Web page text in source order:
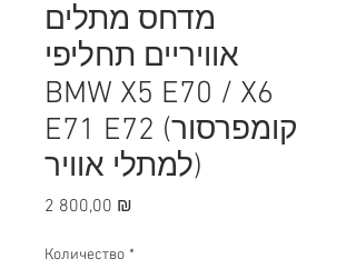
מדחס מתלים
אוויריים תחליפי
BMW X5 E70 / X6
E71 E72 (קומפרסור
למתלי אוויר)
2 800,00 ₪
Количество *